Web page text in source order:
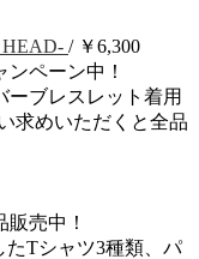
HEAD- / ￥6,300
ンペーン中！
ーブレスレット着用
求めいただくと全品
販売中！
たTシャツ3種類、パ